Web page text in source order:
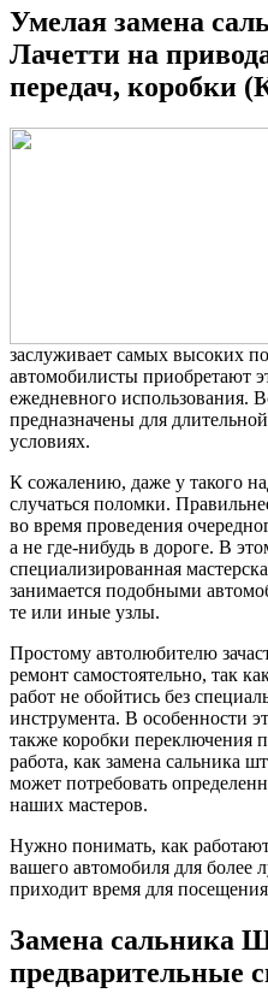
Умелая замена
Лачетти на
передач, коробки
заслуживает самых высоких
автомобилисты приобретают
ежедневного использования.
предназначены для
условиях.
К сожалению, даже у такого
случаться поломки.
во время проведения
а не где-нибудь в дороге. В
специализированная
занимается подобными
те или иные узлы.
Простому автолюбителю
ремонт самостоятельно, так
работ не обойтись без
инструмента. В особенности
также коробки переключения
работа, как замена сальника
может потребовать
наших мастеров.
Нужно понимать, как
вашего автомобиля для более
приходит время для
Замена сальника
предварительные